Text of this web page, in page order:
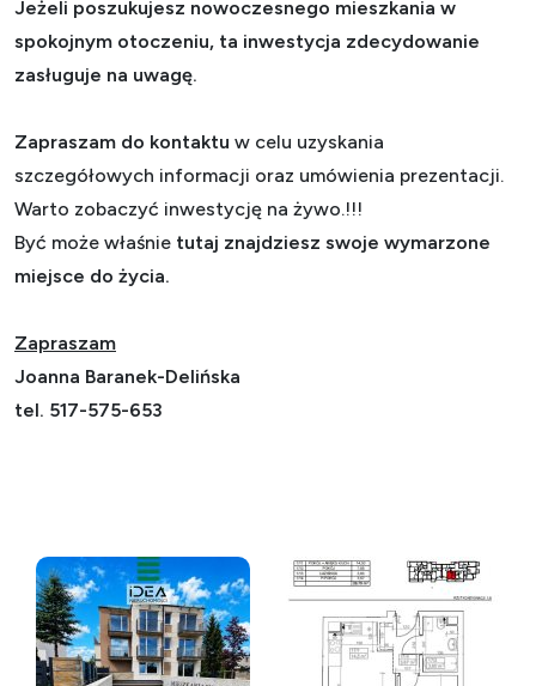
Jeżeli poszukujesz nowoczesnego mieszkania w
spokojnym otoczeniu, ta inwestycja zdecydowanie
zasługuje na uwagę.
Zapraszam do kontaktu w celu uzyskania
szczegółowych informacji oraz umówienia prezentacji.
Warto zobaczyć inwestycję na żywo.!!!
Być może właśnie tutaj znajdziesz swoje wymarzone
miejsce do życia.
Zapraszam
Joanna Baranek-Delińska
tel. 517-575-653